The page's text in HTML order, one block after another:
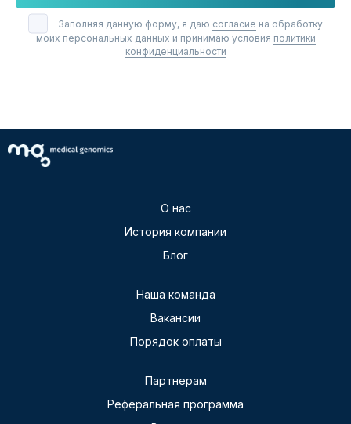
Заполняя данную форму, я даю согласие на обработку
моих персональных данных и принимаю условия политики
конфиденциальности
О нас
История компании
Блог
Наша команда
Вакансии
Порядок оплаты
Партнерам
Реферальная программа